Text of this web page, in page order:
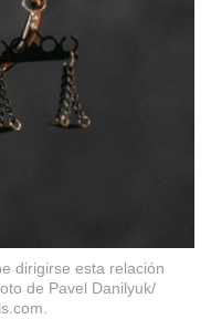
dirigirse esta relación
de Pavel Danilyuk/